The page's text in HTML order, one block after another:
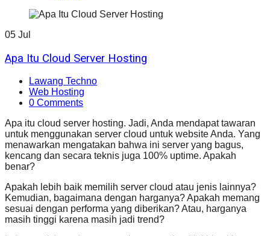
05 Jul
Apa Itu Cloud Server Hosting
Lawang Techno
Web Hosting
0 Comments
Apa itu cloud server hosting. Jadi, Anda mendapat tawaran
untuk menggunakan server cloud untuk website Anda. Yang
menawarkan mengatakan bahwa ini server yang bagus,
kencang dan secara teknis juga 100% uptime. Apakah
benar?
Apakah lebih baik memilih server cloud atau jenis lainnya?
Kemudian, bagaimana dengan harganya? Apakah memang
sesuai dengan performa yang diberikan? Atau, harganya
masih tinggi karena masih jadi trend?